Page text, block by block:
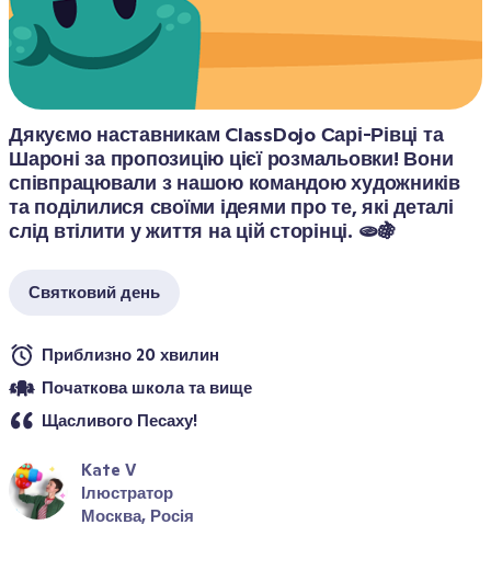
Дякуємо наставникам ClassDojo Сарі-Рівці та
Шароні за пропозицію цієї розмальовки! Вони
співпрацювали з нашою командою художників
та поділилися своїми ідеями про те, які деталі
слід втілити у життя на цій сторінці. 🫓🍇
Святковий день
Приблизно 20 хвилин
Початкова школа та вище
Щасливого Песаху!
Kate V
Ілюстратор
Москва, Росія